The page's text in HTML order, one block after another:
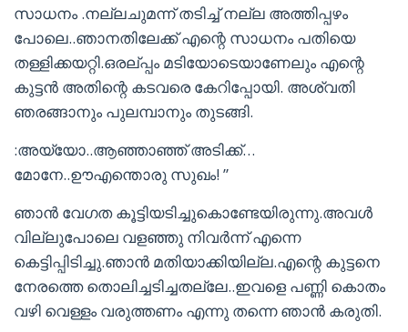
സാധനം .നല്ലചുമന്ന് തടിച്ച് നല്ല അത്തിപ്പഴം
പോലെ..ഞാനതിലേക്ക് എന്റെ സാധനം പതിയെ
തള്ളിക്കയറ്റി.ഒരല്പ്പം മടിയോടെയാണേലും എന്റെ
കുട്ടന്‍ അതിന്റെ കടവരെ കേറിപ്പോയി. അശ്വതി
ഞരങ്ങാനും പുലമ്പാനും തുടങ്ങി.
:അയ്യോ..ആഞ്ഞാഞ്ഞ് അടിക്ക്…
മോനേ..ഊഎന്തൊരു സുഖം! ”
ഞാന്‍ വേഗത കൂട്ടിയടിച്ചുകൊണ്ടേയിരുന്നു.അവള്‍
വില്ലുപോലെ വളഞ്ഞു നിവര്‍ന്ന്‌ എന്നെ
കെട്ടിപ്പിടിച്ചു.ഞാന്‍ മതിയാക്കിയില്ല.എന്റെ കുട്ടനെ
നേരത്തെ തൊലിച്ചടിച്ചതല്ലേ..ഇവളെ പണ്ണി കൊതം
വഴി വെള്ളം വരുത്തണം എന്നു തന്നെ ഞാന്‍ കരുതി.